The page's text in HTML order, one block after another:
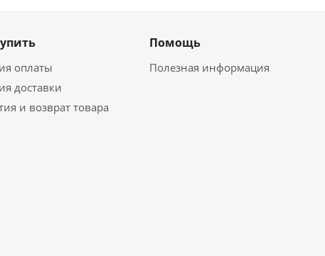
оплаты
доставки
и возврат товара
Помощь
Полезная информация